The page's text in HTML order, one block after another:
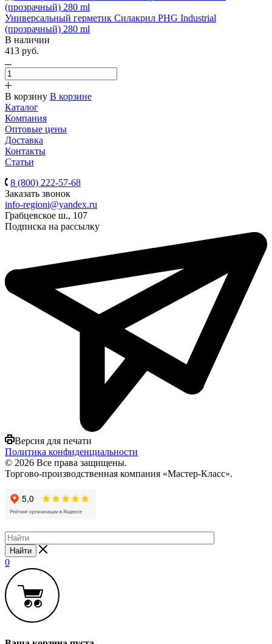
Универсальный герметик Силакрил PHG Industrial
(прозрачный) 280 ml
В наличии
413 руб.
В корзину В корзине
Каталог
Компания
Оптовые цены
Доставка
Контакты
Статьи
8 (800) 222-57-68
Заказать звонок
info-regioni@yandex.ru
Грабцевское ш., 107
Подписка на рассылку
Версия для печати
Политика конфиденциальности
© 2026 Все права защищены.
Торгово-производственная компания «Мастер-Класс».
Найти
0